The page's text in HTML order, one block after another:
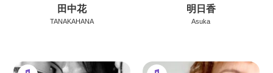
田中花
TANAKAHANA
明日香
Asuka